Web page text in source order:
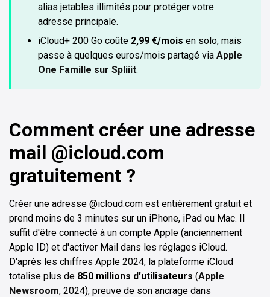
alias jetables illimités pour protéger votre
adresse principale.
iCloud+ 200 Go coûte 2,99 €/mois en solo, mais
passe à quelques euros/mois partagé via Apple
One Famille sur Spliiit.
Comment créer une adresse
mail @icloud.com
gratuitement ?
Créer une adresse @icloud.com est entièrement gratuit et
prend moins de 3 minutes sur un iPhone, iPad ou Mac. Il
suffit d'être connecté à un compte Apple (anciennement
Apple ID) et d'activer Mail dans les réglages iCloud.
D'après les chiffres Apple 2024, la plateforme iCloud
totalise plus de 850 millions d'utilisateurs (Apple
Newsroom, 2024), preuve de son ancrage dans